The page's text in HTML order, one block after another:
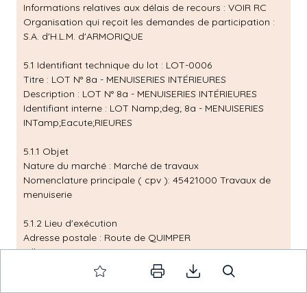
Informations relatives aux délais de recours : VOIR RC
Organisation qui reçoit les demandes de participation :
S.A. d'H.L.M. d'ARMORIQUE
5.1 Identifiant technique du lot : LOT-0006
Titre : LOT N° 8a - MENUISERIES INTÉRIEURES
Description : LOT N° 8a - MENUISERIES INTÉRIEURES
Identifiant interne : LOT Namp;deg; 8a - MENUISERIES
INTamp;Eacute;RIEURES
5.1.1 Objet
Nature du marché : Marché de travaux
Nomenclature principale ( cpv ): 45421000 Travaux de
menuiserie
5.1.2 Lieu d'exécution
Adresse postale : Route de QUIMPER
Ville : COMBRIT
Code postal : 29037
Subdivision pays (NUTS) : Finistère ( FRH02 )